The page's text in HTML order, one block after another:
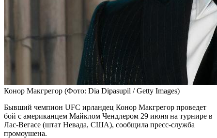
Конор Макгрегор (Фото: Dia Dipasupil / Getty Images)
Бывший чемпион UFC ирландец Конор Макгрегор проведет
бой с американцем Майклом Чендлером 29 июня на турнире в
Лас-Вегасе (штат Невада, США), сообщила пресс-служба
промоушена.